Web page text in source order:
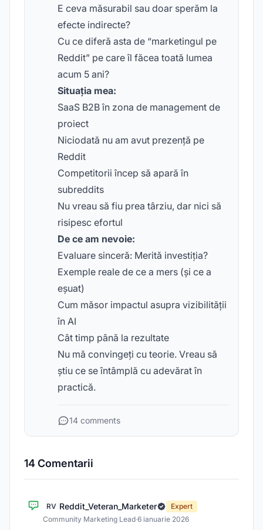
E ceva măsurabil sau doar sperăm la
efecte indirecte?
Cu ce diferă asta de “marketingul pe
Reddit” pe care îl făcea toată lumea
acum 5 ani?
Situația mea:
SaaS B2B în zona de management de
proiect
Niciodată nu am avut prezență pe
Reddit
Competitorii încep să apară în
subreddits
Nu vreau să fiu prea târziu, dar nici să
risipesc efortul
De ce am nevoie:
Evaluare sinceră: Merită investiția?
Exemple reale de ce a mers (și ce a
eșuat)
Cum măsor impactul asupra vizibilității
în AI
Cât timp până la rezultate
Nu mă convingeți cu teorie. Vreau să
știu ce se întâmplă cu adevărat în
practică.
14 comments
14 Comentarii
RV Reddit_Veteran_Marketer
Expert
Community Marketing Lead·6 ianuarie 2026